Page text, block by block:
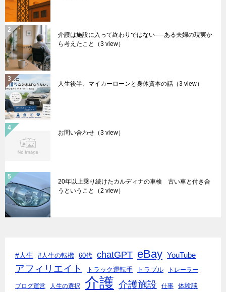
介護は施設に入って終わりではない──ある夫婦の現実か
ら考えたこと
（3 view）
人生後半、マイカーローンと身体資本の話 （3 view）
お問い合わせ （3 view）
20年以上乗り続けたカルディナの車検 古い車と付き合
うということ
（2 view）
#人生 #人生の転機 60代 chatGPT eBay YouTube
アフィリエイト トラック運転手 トラブル トレーラー
ブログ運営 人生の選択 介護 介護施設 仕事 体験談